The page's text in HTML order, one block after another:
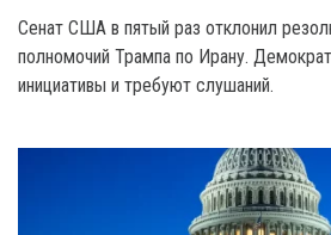
Сенат США в пятый раз отклонил
полномочий Трампа по Ирану.
инициативы и требуют слушаний.